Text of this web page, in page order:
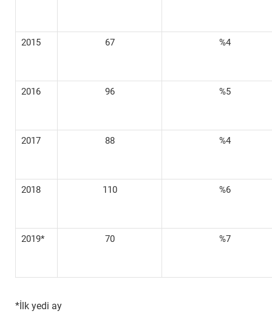
2015 67 %4
2016 96 %5
2017 88 %4
2018 110 %6
2019* 70 %7
*İlk yedi ay